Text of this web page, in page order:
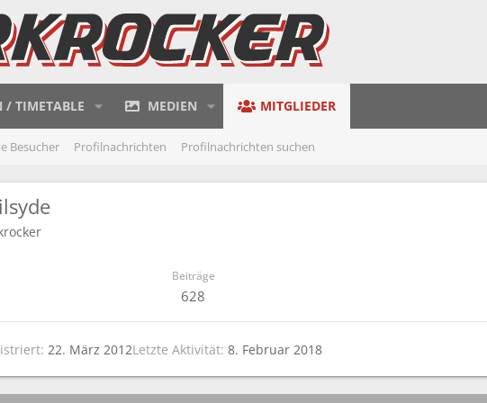
/ TIMETABLE MEDIEN MITGLIEDER
Besucher Profilnachrichten Profilnachrichten suchen
Beiträge
628
22. März 2012Letzte Aktivität 8. Februar 2018